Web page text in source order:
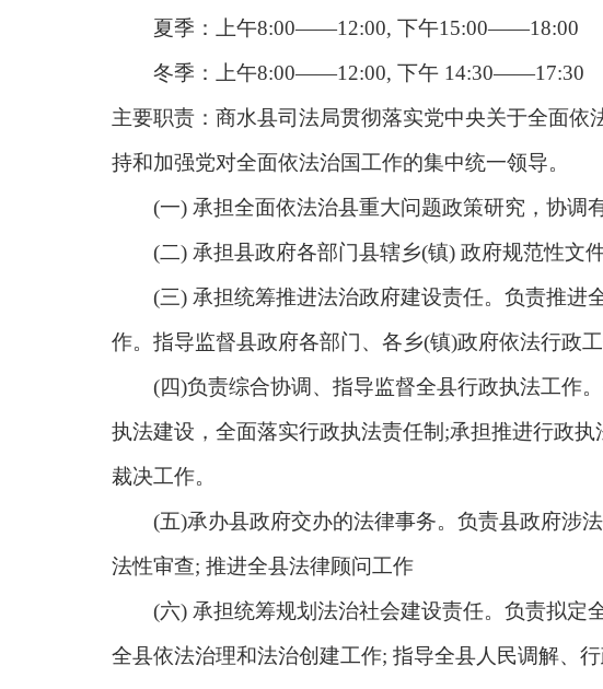
夏季：上午8:00——12:00, 下午15:00——18:00
冬季：上午8:00——12:00, 下午 14:30——17:30
主要职责：商水县司法局贯彻落实党中央关于全面
持和加强党对全面依法治国工作的集中统一领导。
(一) 承担全面依法治县重大问题政策研究，协调有
(二) 承担县政府各部门县辖乡(镇) 政府规范性文件
(三) 承担统筹推进法治政府建设责任。负责推进
作。指导监督县政府各部门、各乡(镇)政府依法行政工
(四)负责综合协调、指导监督全县行政执法工作。
执法建设，全面落实行政执法责任制;承担推进行政
裁决工作。
(五)承办县政府交办的法律事务。负责县政府涉法
法性审查; 推进全县法律顾问工作
(六) 承担统筹规划法治社会建设责任。负责拟定
全县依法治理和法治创建工作; 指导全县人民调解、